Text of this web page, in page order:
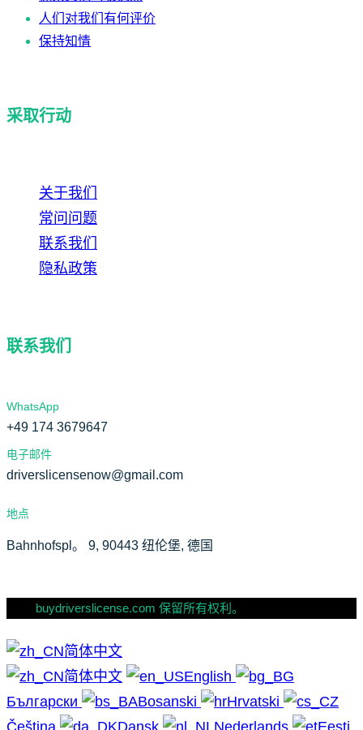
人们对我们有何评价
保持知情
采取行动
关于我们
常问问题
联系我们
隐私政策
联系我们
WhatsApp
+49 174 3679647
电子邮件
driverslicensenow@gmail.com
地点
Bahnhofspl。 9, 90443 纽伦堡, 德国
buydriverslicense.com 保留所有权利。
简体中文
简体中文
English
Български
Bosanski
Hrvatski